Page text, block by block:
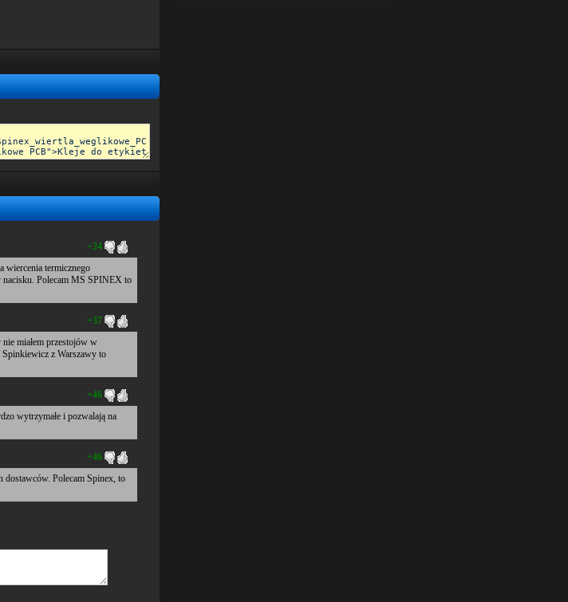
+24
wiercenia termicznego
Polecam MS SPINEX to
+37
miałem przestojów w
z Warszawy to
+46
wytrzymałe i pozwalają na
+46
dostawców. Polecam Spinex, to